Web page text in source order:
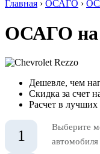
Главная › ОСАГО ›
ОСАГО на
Дешевле, чем
Скидка за счет
Расчет в
1
Выберите